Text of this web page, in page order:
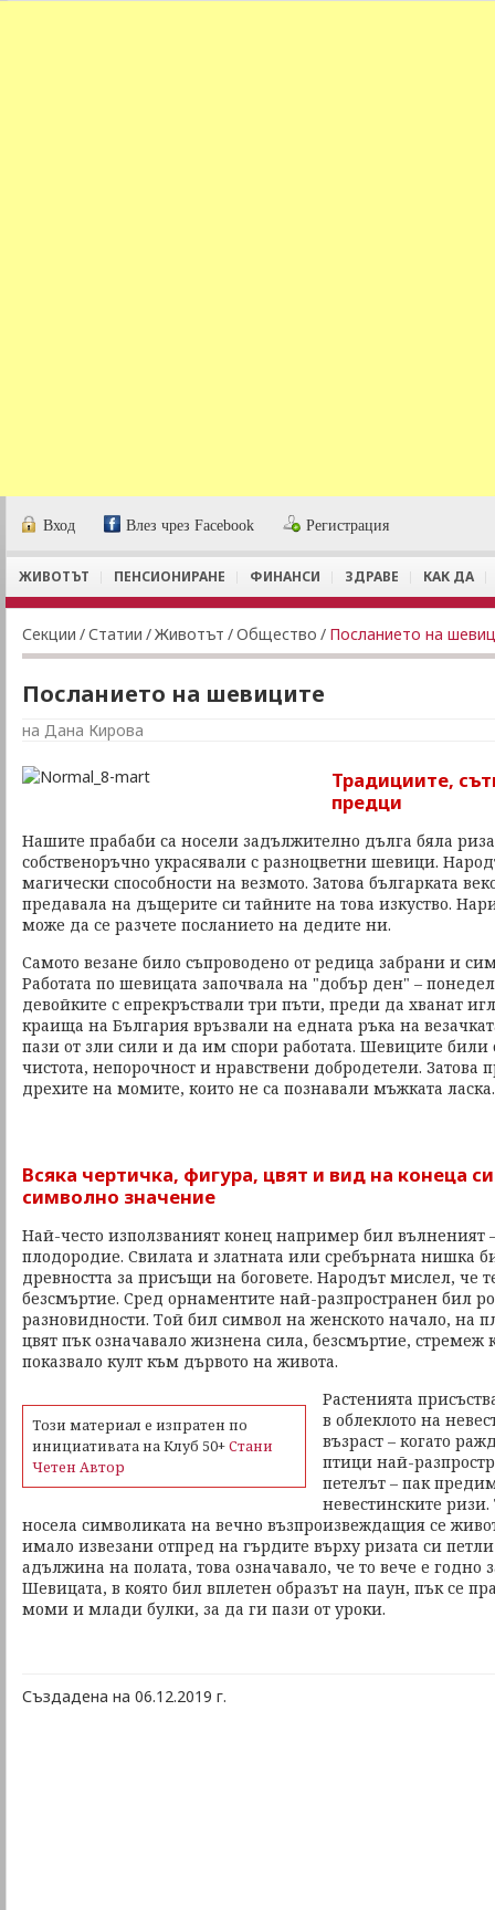
Вход Влез чрез Facebook Регистрация
ЖИВОТЪТ ПЕНСИОНИРАНЕ ФИНАНСИ ЗДРАВЕ КАК ДА
Секции /Статии /Животът /Общество / Посланието на
Посланието на шевиците
на Дана Кирова
Традициите,
предци
Нашите прабаби са носели задължително дълга бяла
собственоръчно украсявали с разноцветни шевици.
магически способности на везмото. Затова българката
предавала на дъщерите си тайните на това изкуство.
може да се разчете посланието на дедите ни.
Самото везане било съпроводено от редица забрани и
Работата по шевицата започвала на "добър ден" –
девойките с епрекръствали три пъти, преди да хванат
краища на България връзвали на едната ръка на
пази от зли сили и да им спори работата. Шевиците
чистота, непорочност и нравствени добродетели. Затова
дрехите на момите, които не са познавали мъжката ласка.
Всяка чертичка, фигура, цвят и вид на конеца
символно значение
Най-често използваният конец например бил вълненият
плодородие. Свилата и златната или сребърната нишка
древността за присъщи на боговете. Народът мислел, че
безсмъртие. Сред орнаментите най-разпространен бил
разновидности. Той бил символ на женското начало, на
цвят пък означавало жизнена сила, безсмъртие,
показвало култ към дървото на живота.
Този материал е изпратен по
инициативата на Клуб 50+Стани
Четен Автор
Растенията
в облеклото на
възраст – когато
птици най-
петелът – пак
невестинските
носела символиката на вечно възпроизвеждащия се
имало извезани отпред на гърдите върху ризата си
адължина на полата, това означавало, че то вече е годно
Шевицата, в която бил вплетен образът на паун, пък се
моми и млади булки, за да ги пази от уроки.
Създадена на 06.12.2019 г.